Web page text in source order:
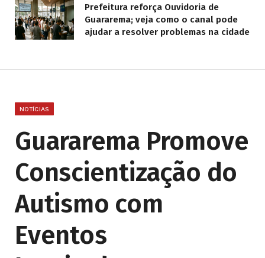
Prefeitura reforça Ouvidoria de
Guararema; veja como o canal pode
ajudar a resolver problemas na cidade
NOTÍCIAS
Guararema Promove
Conscientização do
Autismo com
Eventos